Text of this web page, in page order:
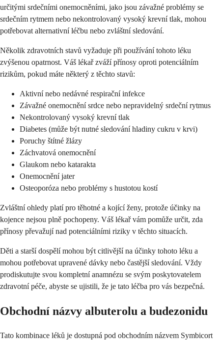
určitými srdečními onemocněními, jako jsou závažné problémy se
srdečním rytmem nebo nekontrolovaný vysoký krevní tlak, mohou
potřebovat alternativní léčbu nebo zvláštní sledování.
Několik zdravotních stavů vyžaduje při používání tohoto léku
zvýšenou opatrnost. Váš lékař zváží přínosy oproti potenciálním
rizikům, pokud máte některý z těchto stavů:
Aktivní nebo nedávné respirační infekce
Závažné onemocnění srdce nebo nepravidelný srdeční rytmus
Nekontrolovaný vysoký krevní tlak
Diabetes (může být nutné sledování hladiny cukru v krvi)
Poruchy štítné žlázy
Záchvatová onemocnění
Glaukom nebo katarakta
Onemocnění jater
Osteoporóza nebo problémy s hustotou kostí
Zvláštní ohledy platí pro těhotné a kojící ženy, protože účinky na
kojence nejsou plně pochopeny. Váš lékař vám pomůže určit, zda
přínosy převažují nad potenciálními riziky v těchto situacích.
Děti a starší dospělí mohou být citlivější na účinky tohoto léku a
mohou potřebovat upravené dávky nebo častější sledování. Vždy
prodiskutujte svou kompletní anamnézu se svým poskytovatelem
zdravotní péče, abyste se ujistili, že je tato léčba pro vás bezpečná.
Obchodní názvy albuterolu a budezonidu
Tato kombinace léků je dostupná pod obchodním názvem Symbicort